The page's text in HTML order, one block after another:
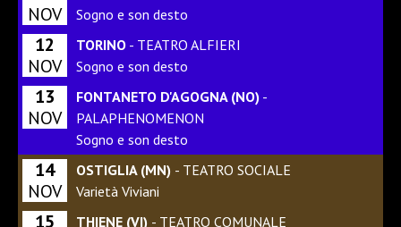
NOV
Sogno e son desto
12
NOV
TORINO - TEATRO ALFIERI
Sogno e son desto
13
NOV
FONTANETO D'AGOGNA (NO) -
PALAPHENOMENON
Sogno e son desto
14
NOV
OSTIGLIA (MN) - TEATRO SOCIALE
Varietà Viviani
15
THIENE (VI) - TEATRO COMUNALE